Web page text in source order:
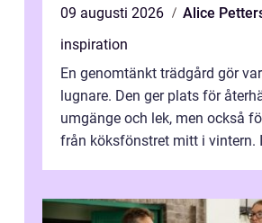
09 augusti 2026
Alice
inspiration
En genomtänkt trädgård gör
lugnare. Den ger plats för
umgänge och lek, men också
från köksfönstret mitt i vintern.